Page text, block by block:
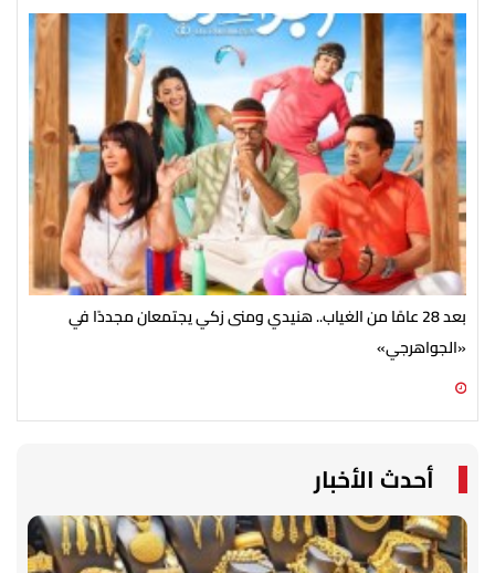
بعد 28 عامًا من الغياب.. هنيدي ومنى زكي يجتمعان مجددًا في
«الجواهرجي»
أحدث الأخبار